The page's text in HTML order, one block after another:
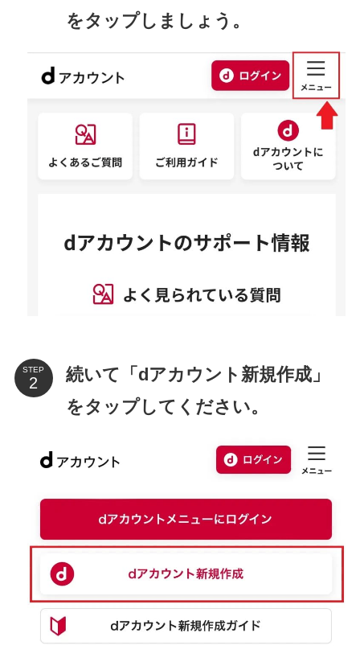
をタップしましょう。
STEP
続いて「dアカウント新規作成」
をタップしてください。